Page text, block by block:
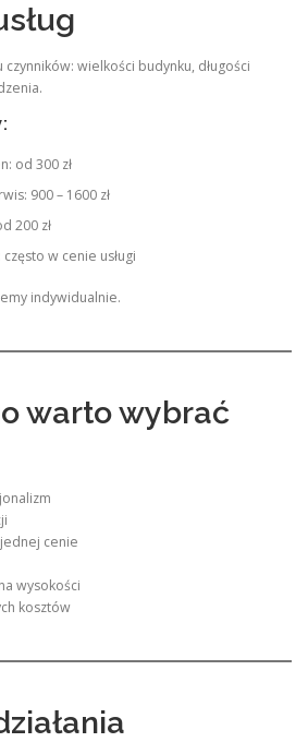
czynników: wielkości budynku, długości
od 300 zł
900 – 1600 zł
200 zł
w cenie usługi
indywidualnie.
warto wybrać
cenie
wysokości
kosztów